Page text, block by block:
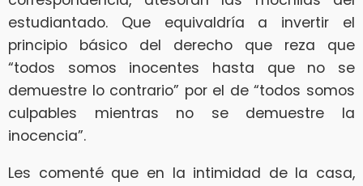
estudiantado. Que equivaldría a invertir el
principio básico del derecho que reza que
“todos somos inocentes hasta que no se
demuestre lo contrario” por el de “todos somos
culpables mientras no se demuestre la
inocencia”.
Les comenté que en la intimidad de la casa,